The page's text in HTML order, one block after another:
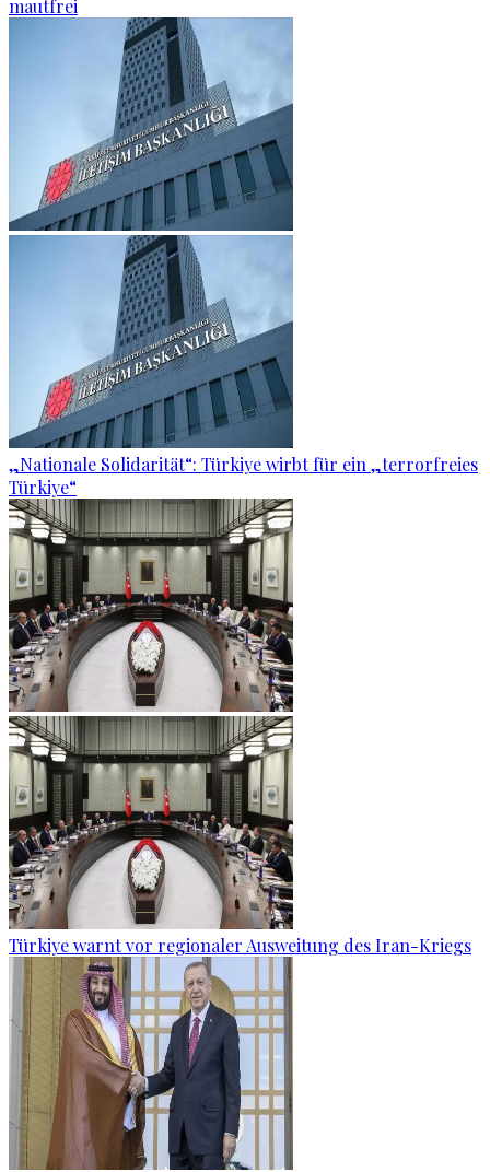
mautfrei
„Nationale Solidarität“: Türkiye wirbt für ein „terrorfreies
Türkiye“
Türkiye warnt vor regionaler Ausweitung des Iran-Kriegs